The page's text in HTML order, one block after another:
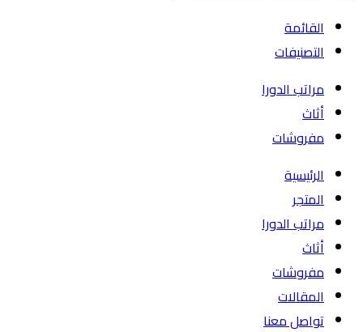
القائمة
التصنيفات
مراتب الدورا
أثاث
مفروشات
الرئيسية
المتجر
مراتب الدورا
أثاث
مفروشات
المقالات
تواصل معنا